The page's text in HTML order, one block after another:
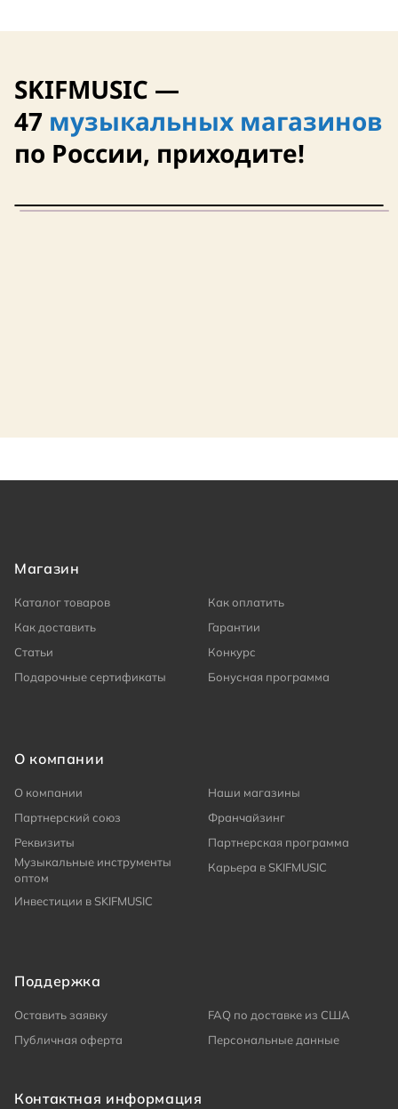
SKIFMUSIC —
47 музыкальных магазинов
по России, приходите!
Магазин
Каталог товаров
Как оплатить
Как доставить
Гарантии
Статьи
Конкурс
Подарочные сертификаты
Бонусная программа
О компании
О компании
Наши магазины
Партнерский союз
Франчайзинг
Реквизиты
Партнерская программа
Музыкальные инструменты
оптом
Карьера в SKIFMUSIC
Инвестиции в SKIFMUSIC
Поддержка
Оставить заявку
FAQ по доставке из США
Публичная оферта
Персональные данные
Контактная информация